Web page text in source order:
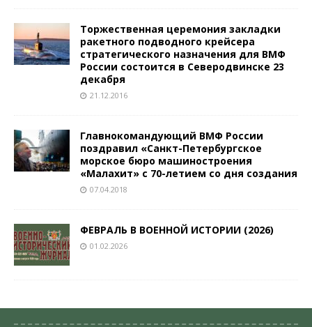
Торжественная церемония закладки
ракетного подводного крейсера
стратегического назначения для ВМФ
России состоится в Северодвинске 23
декабря
21.12.2016
Главнокомандующий ВМФ России
поздравил «Санкт-Петербургское
морское бюро машиностроения
«Малахит» с 70-летием со дня создания
07.04.2018
ФЕВРАЛЬ В ВОЕННОЙ ИСТОРИИ (2026)
01.02.2026